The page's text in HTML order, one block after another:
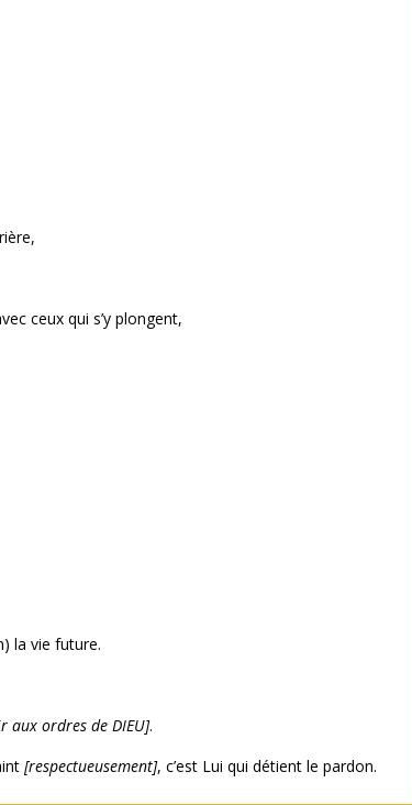
ceux qui s’y plongent,
la vie future.
aux ordres de DIEU].
[respectueusement], c’est Lui qui détient le pardon.